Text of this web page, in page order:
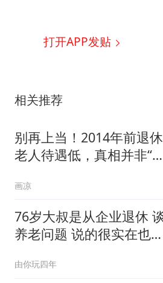
打开APP发贴
相关推荐
别再上当！2014年前退休
老人待遇低，真相并非“历
画凉
76岁大叔是从企业退休 谈
养老问题 说的很实在也很
由你玩四年